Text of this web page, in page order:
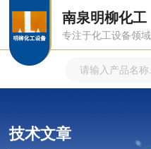
南泉明柳化工
专注于化工设备领域
技术文章